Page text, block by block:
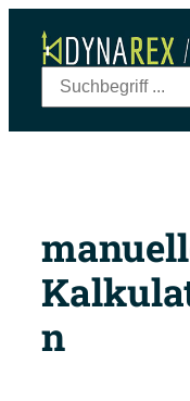
Inhalt
springen
u
c
n